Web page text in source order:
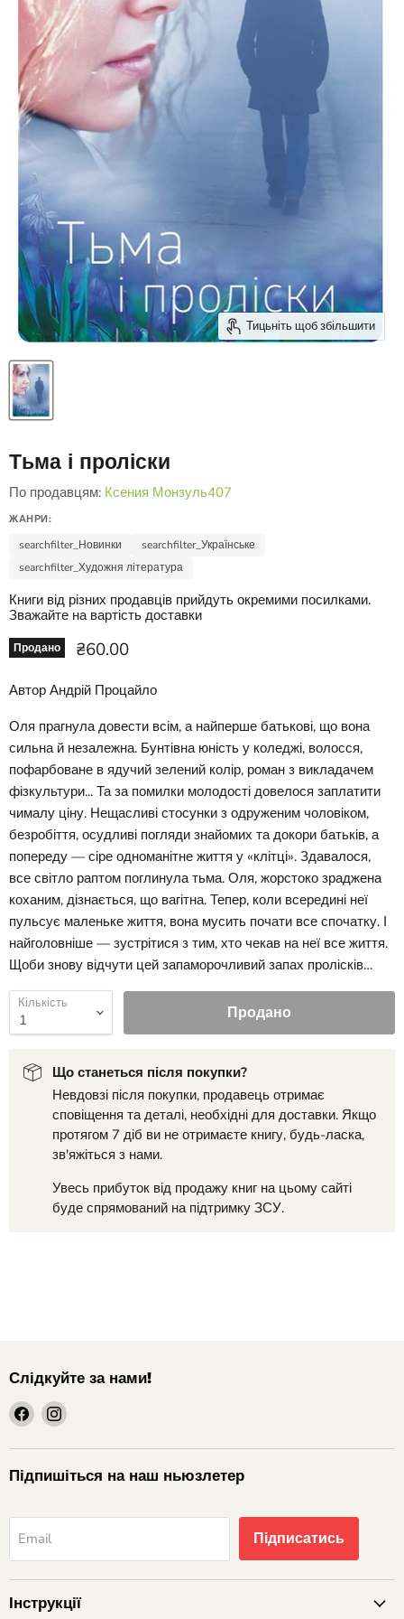
Тицьніть щоб збільшити
Тьма і проліски
По продавцям: Ксения Монзуль407
ЖАНРИ:
searchfilter_Новинки
searchfilter_Українське
searchfilter_Художня література
Книги від різних продавців прийдуть окремими посилками.
Зважайте на вартість доставки
Продано Ціна зараз
₴60.00
Автор Андрій Процайло
Оля прагнула довести всім, а найперше батькові, що вона
сильна й незалежна. Бунтівна юність у коледжі, волосся,
пофарбоване в ядучий зелений колір, роман з викладачем
фізкультури... Та за помилки молодості довелося заплатити
чималу ціну. Нещасливі стосунки з одруженим чоловіком,
безробіття, осудливі погляди знайомих та докори батьків, а
попереду — сіре одноманітне життя у «клітці». Здавалося,
все світло раптом поглинула тьма. Оля, жорстоко зраджена
коханим, дізнається, що вагітна. Тепер, коли всередині неї
пульсує маленьке життя, вона мусить почати все спочатку. І
найголовніше — зустрітися з тим, хто чекав на неї все життя.
Щоби знову відчути цей запаморочливий запах пролісків…
Кількість Продано
Що станеться після покупки?
Невдовзі після покупки, продавець отримає
сповіщення та деталі, необхідні для доставки. Якщо
протягом 7 діб ви не отримаєте книгу, будь-ласка,
зв'яжіться з нами.
Увесь прибуток від продажу книг на цьому сайті
буде спрямований на підтримку ЗСУ.
Слідкуйте за нами!
шукайте
нас
на
Facebook
шукайте
на
Instagram
Підпишіться на наш ньюзлетер
Email Підписатись
Інструкції